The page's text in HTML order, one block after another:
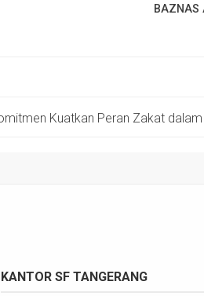
Kuatkan Peran Zakat dalam
KANTOR SF TANGERANG